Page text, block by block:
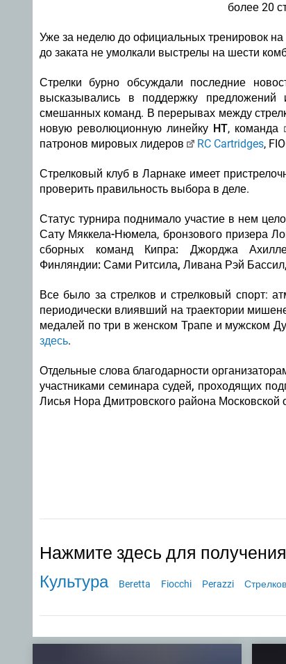
более 20
Уже за неделю до официальных тренировок на
до заката не умолкали выстрелы на шести
Стрелки бурно обсуждали последние
высказывались в поддержку
смешанных команд. В перерывах между
новую революционную линейку HT, команда
патронов мировых лидеров
RC Cartridges,
Стрелковый клуб в Ларнаке имеет
проверить правильность выбора в деле.
Статус турнира поднимало участие в нем
Сату Мяккела-Нюмела, бронзового призера
сборных команд Кипра: Джорджа
Финляндии: Сами Ритсила, Ливана Рэй
Все было за стрелков и стрелковый спорт:
периодически влиявший на траектории
медалей по три в женском Трапе и мужском
здесь.
Отдельные слова благодарности
участниками семинара судей, проходящих
Лисья Нора Дмитровского района Московской
Нажмите здесь для
Культура Beretta Fiocchi Perazzi